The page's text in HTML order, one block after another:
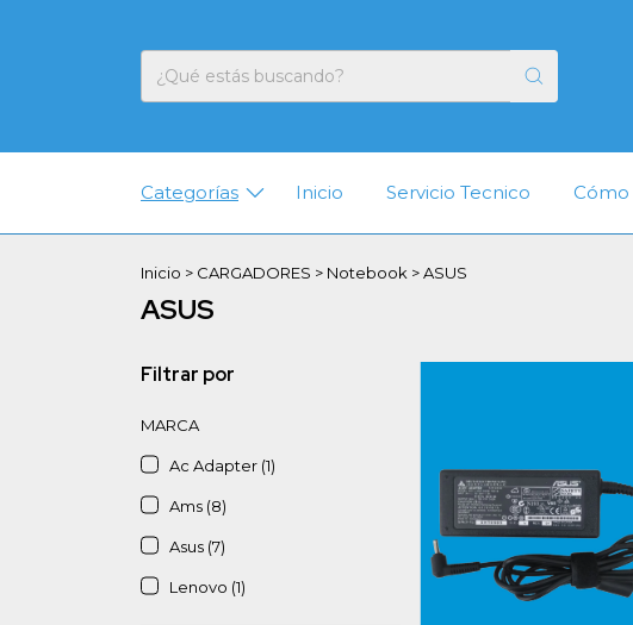
Categorías Inicio Servicio Tecnico
Inicio > CARGADORES > Notebook >ASUS
ASUS
Filtrar por
MARCA
Ac Adapter (1)
Ams (8)
Asus (7)
Lenovo (1)